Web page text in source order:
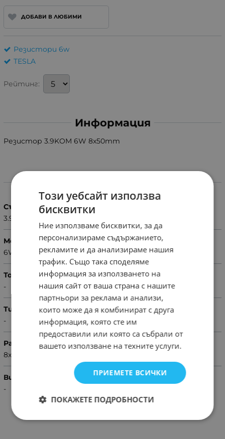
ДОБАВИ В ЛЮБИМИ
Резистори 6w
TESLA
Рейтинг:
Информация
Резистор 3.9KOM 6W 8x50mm
Съпротивление
3.9kΩ
Мощност
6W
Толеранс
-
Тип резистор
-
Размери
8x50mm
Вид резистор
-
Този уебсайт използва
бисквитки
Ние използваме бисквитки, за да
персонализираме съдържанието,
рекламите и да анализираме нашия
трафик. Също така споделяме
информация за използването на
нашия сайт от ваша страна с нашите
партньори за реклама и анализи,
които може да я комбинират с друга
информация, която сте им
предоставили или която са събрали от
вашето използване на техните услуги.
ПРИЕМЕТЕ ВСИЧКИ
ПОКАЖЕТЕ ПОДРОБНОСТИ